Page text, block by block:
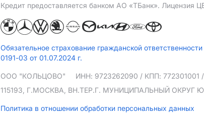
Кредит предоставляется банком АO «ТБанк». Лицензия
Обязательное страхование гражданской
0191-03 от 01.07.2024 г.
ООО "КОЛЬЦОВО" ИНН: 9723262090 / КПП: 772301001
115193, Г.МОСКВА, ВН.ТЕР.Г. МУНИЦИПАЛЬНЫЙ
Политика в отношении обработки персональных данных